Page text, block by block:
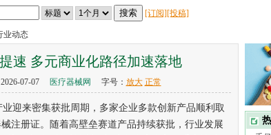
[订阅][投稿]
业动态
速 多元商业化路径加速落地
07-07 医疗器械网 字号： 放大 正常
来密集获批周期，多家企业多款创新产品顺利取
注册证。随着高壁垒赛道产品持续获批，行业发展